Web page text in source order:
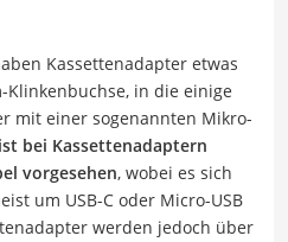
Kassettenadapter etwas
in die einige
mit einer sogenannten Mikro-
bei Kassettenadaptern
vorgesehen, wobei es sich
um USB-C oder Micro-USB
werden jedoch über